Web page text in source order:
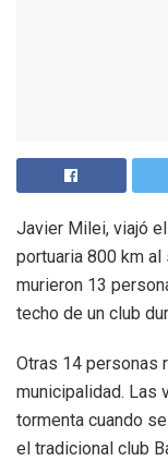
Javier Milei, viajó
portuaria 800 km
murieron 13
techo de un club
Otras 14 personas
municipalidad. Las
tormenta cuando
el tradicional club